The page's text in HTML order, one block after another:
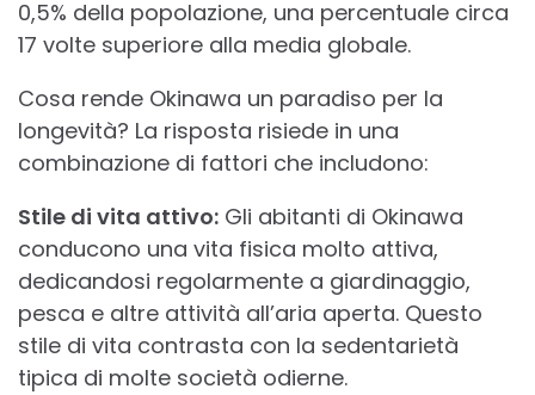
0,5% della popolazione, una percentuale circa
17 volte superiore alla media globale.
Cosa rende Okinawa un paradiso per la
longevità? La risposta risiede in una
combinazione di fattori che includono:
Stile di vita attivo: Gli abitanti di Okinawa
conducono una vita fisica molto attiva,
dedicandosi regolarmente a giardinaggio,
pesca e altre attività all’aria aperta. Questo
stile di vita contrasta con la sedentarietà
tipica di molte società odierne.